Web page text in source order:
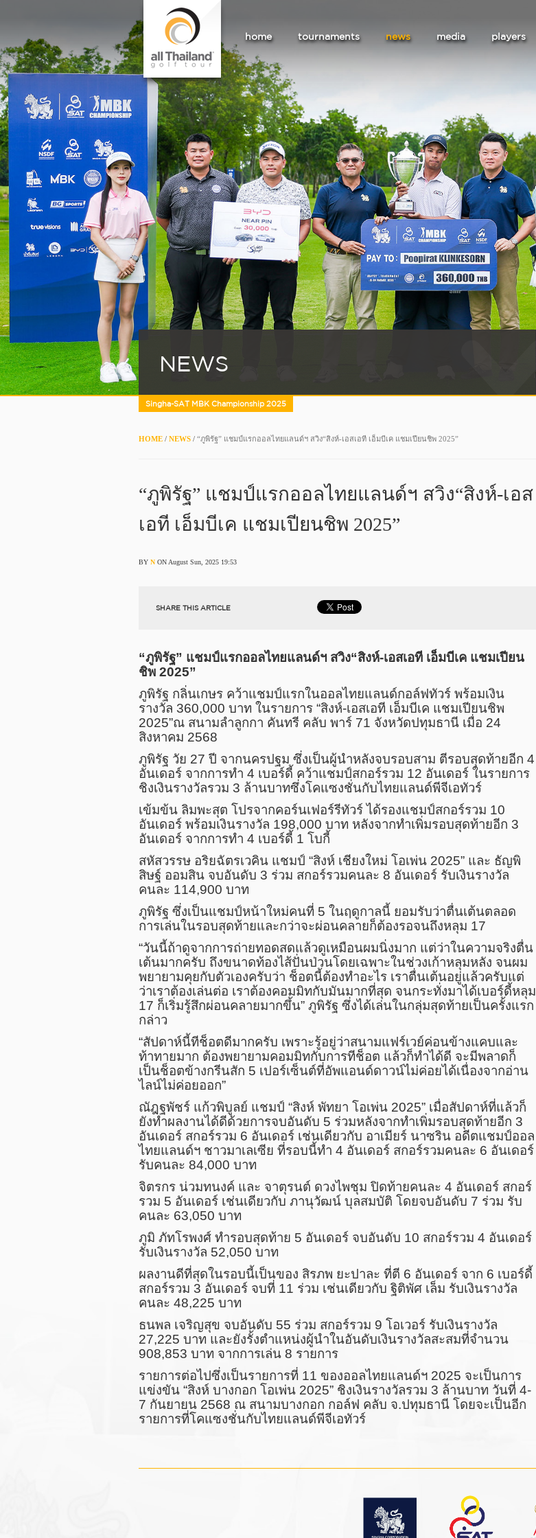
home tournaments news media players
NEWS
Singha-SAT MBK Championship 2025
HOME / NEWS / “ภูพิรัฐ” แชมป์แรกออลไทยแลนด์ฯ สวิง“สิงห์-เอสเอที เอ็มบีเค แชมเปียนชิพ 2025”
“ภูพิรัฐ” แชมป์แรกออลไทยแลนด์ฯ สวิง“สิงห์-เอส
เอที เอ็มบีเค แชมเปียนชิพ 2025”
BY N ON August Sun, 2025 19:53
SHARE THIS ARTICLE
“ภูพิรัฐ” แชมป์แรกออลไทยแลนด์ฯ สวิง“สิงห์-เอสเอที เอ็มบีเค แชมเปียน
ชิพ 2025”
ภูพิรัฐ กลิ่นเกษร คว้าแชมป์แรกในออลไทยแลนด์กอล์ฟทัวร์ พร้อมเงิน
รางวัล 360,000 บาท ในรายการ “สิงห์-เอสเอที เอ็มบีเค แชมเปียนชิพ
2025”ณ สนามลำลูกกา คันทรี คลับ พาร์ 71 จังหวัดปทุมธานี เมื่อ 24
สิงหาคม 2568
ภูพิรัฐ วัย 27 ปี จากนครปฐม ซึ่งเป็นผู้นำหลังจบรอบสาม ตีรอบสุดท้ายอีก 4
อันเดอร์ จากการทำ 4 เบอร์ดี้ คว้าแชมป์สกอร์รวม 12 อันเดอร์ ในรายการ
ชิงเงินรางวัลรวม 3 ล้านบาทซึ่งโคแซงชั่นกับไทยแลนด์พีจีเอทัวร์
เข้มข้น ลิมพะสุต โปรจากคอร์นเฟอร์รีทัวร์ ได้รองแชมป์สกอร์รวม 10
อันเดอร์ พร้อมเงินรางวัล 198,000 บาท หลังจากทำเพิ่มรอบสุดท้ายอีก 3
อันเดอร์ จากการทำ 4 เบอร์ดี้ 1 โบกี้
สหัสวรรษ อริยฉัตรเวคิน แชมป์ “สิงห์ เชียงใหม่ โอเพ่น 2025” และ ธัญพิ
สิษฐ์ ออมสิน จบอันดับ 3 ร่วม สกอร์รวมคนละ 8 อันเดอร์ รับเงินรางวัล
คนละ 114,900 บาท
ภูพิรัฐ ซึ่งเป็นแชมป์หน้าใหม่คนที่ 5 ในฤดูกาลนี้ ยอมรับว่าตื่นเต้นตลอด
การเล่นในรอบสุดท้ายและกว่าจะผ่อนคลายก็ต้องรอจนถึงหลุม 17
“วันนี้ถ้าดูจากการถ่ายทอดสดแล้วดูเหมือนผมนิ่งมาก แต่ว่าในความจริงตื่น
เต้นมากครับ ถึงขนาดท้องไส้ปั่นป่วนโดยเฉพาะในช่วงเก้าหลุมหลัง จนผม
พยายามคุยกับตัวเองครับว่า ช็อตนี้ต้องทำอะไร เราตื่นเต้นอยู่แล้วครับแต่
ว่าเราต้องเล่นต่อ เราต้องคอมมิทกับมันมากที่สุด จนกระทั่งมาได้เบอร์ดี้หลุม
17 ก็เริ่มรู้สึกผ่อนคลายมากขึ้น” ภูพิรัฐ ซึ่งได้เล่นในกลุ่มสุดท้ายเป็นครั้งแรก
กล่าว
“สัปดาห์นี้ทีช็อตดีมากครับ เพราะรู้อยู่ว่าสนามแฟร์เวย์ค่อนข้างแคบและ
ท้าทายมาก ต้องพยายามคอมมิทกับการทีช็อต แล้วก็ทำได้ดี จะมีพลาดก็
เป็นช็อตข้างกรีนสัก 5 เปอร์เซ็นต์ที่อัพแอนด์ดาวน์ไม่ค่อยได้เนื่องจากอ่าน
ไลน์ไม่ค่อยออก”
ณัฎฐพัชร์ แก้วพิบูลย์ แชมป์ “สิงห์ พัทยา โอเพ่น 2025” เมื่อสัปดาห์ที่แล้วก็
ยังทำผลงานได้ดีด้วยการจบอันดับ 5 ร่วมหลังจากทำเพิ่มรอบสุดท้ายอีก 3
อันเดอร์ สกอร์รวม 6 อันเดอร์ เช่นเดียวกับ อาเมียร์ นาซริน อดีตแชมป์ออล
ไทยแลนด์ฯ ชาวมาเลเซีย ที่รอบนี้ทำ 4 อันเดอร์ สกอร์รวมคนละ 6 อันเดอร์
รับคนละ 84,000 บาท
จิตรกร น่วมทนงค์ และ จาตุรนต์ ดวงไพชุม ปิดท้ายคนละ 4 อันเดอร์ สกอร์
รวม 5 อันเดอร์ เช่นเดียวกับ ภานุวัฒน์ บุลสมบัติ โดยจบอันดับ 7 ร่วม รับ
คนละ 63,050 บาท
ภูมิ ภัทโรพงศ์ ทำรอบสุดท้าย 5 อันเดอร์ จบอันดับ 10 สกอร์รวม 4 อันเดอร์
รับเงินรางวัล 52,050 บาท
ผลงานดีที่สุดในรอบนี้เป็นของ สิรภพ ยะปาละ ที่ตี 6 อันเดอร์ จาก 6 เบอร์ดี้
สกอร์รวม 3 อันเดอร์ จบที่ 11 ร่วม เช่นเดียวกับ ฐิติพัศ เล็ม รับเงินรางวัล
คนละ 48,225 บาท
ธนพล เจริญสุข จบอันดับ 55 ร่วม สกอร์รวม 9 โอเวอร์ รับเงินรางวัล
27,225 บาท และยังรั้งตำแหน่งผู้นำในอันดับเงินรางวัลสะสมที่จำนวน
908,853 บาท จากการเล่น 8 รายการ
รายการต่อไปซึ่งเป็นรายการที่ 11 ของออลไทยแลนด์ฯ 2025 จะเป็นการ
แข่งขัน “สิงห์ บางกอก โอเพ่น 2025” ชิงเงินรางวัลรวม 3 ล้านบาท วันที่ 4-
7 กันยายน 2568 ณ สนามบางกอก กอล์ฟ คลับ จ.ปทุมธานี โดยจะเป็นอีก
รายการที่โคแซงชั่นกับไทยแลนด์พีจีเอทัวร์